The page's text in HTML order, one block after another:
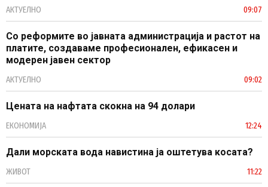
АКТУЕЛНО 09:07
Со реформите во јавната администрација и растот на
платите, создаваме професионален, ефикасен и
модерен јавен сектор
АКТУЕЛНО 09:02
Цената на нафтата скокна на 94 долари
ЕКОНОМИЈА 12:24
Дали морската вода навистина ја оштетува косата?
ЖИВОТ 11:22